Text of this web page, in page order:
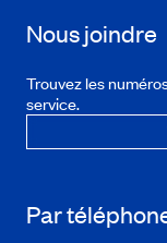
Nous joindre
Trouvez les
service.
Par